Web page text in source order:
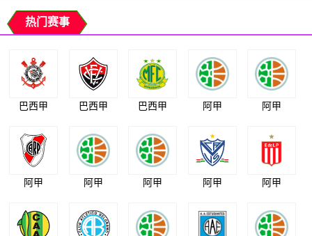
热门赛事
巴西甲 巴西甲 巴西甲 阿甲 阿甲
阿甲 阿甲 阿甲 阿甲 阿甲